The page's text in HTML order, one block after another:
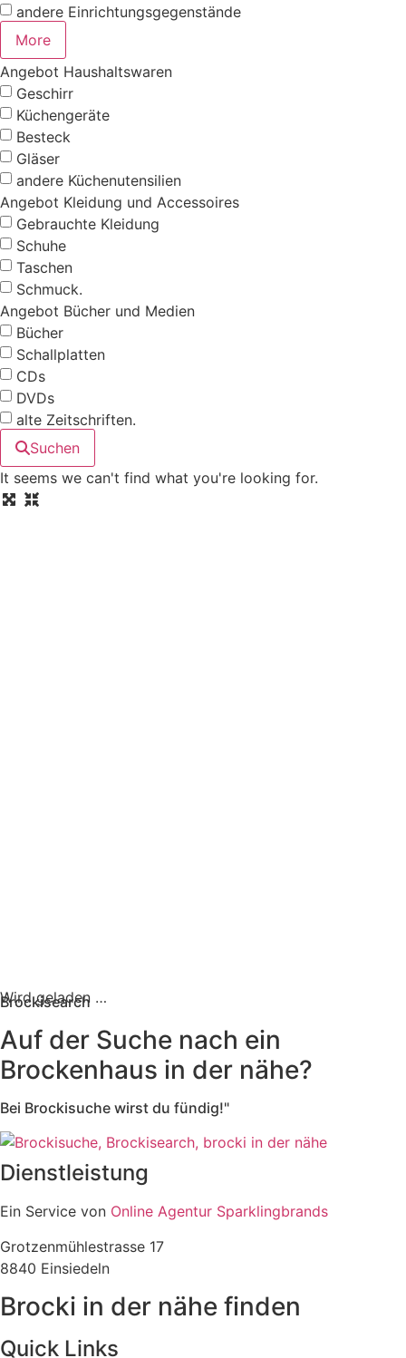
andere Einrichtungsgegenstände
More
Angebot Haushaltswaren
Geschirr
Küchengeräte
Besteck
Gläser
andere Küchenutensilien
Angebot Kleidung und Accessoires
Gebrauchte Kleidung
Schuhe
Taschen
Schmuck.
Angebot Bücher und Medien
Bücher
Schallplatten
CDs
DVDs
alte Zeitschriften.
Suchen
It seems we can't find what you're looking for.
Wird geladen …
Brockisearch
Auf der Suche nach ein
Brockenhaus in der nähe?
Bei Brockisuche wirst du fündig!"
Dienstleistung
Ein Service von Online Agentur Sparklingbrands
Grotzenmühlestrasse 17
8840 Einsiedeln
Brocki in der nähe finden
Quick Links